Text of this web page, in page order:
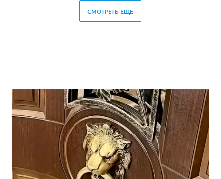
СМОТРЕТЬ ЕЩЕ